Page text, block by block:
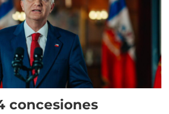
concesiones